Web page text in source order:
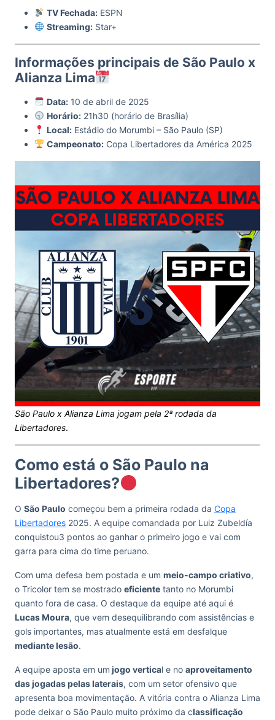
TV Fechada:ESPN
Streaming:Star+
Informações principais de São Paulo x
Alianza Lima
Data:10 de abril de 2025
Horário:21h30 (horário de Brasília)
Local:Estádio do Morumbi – São Paulo (SP)
Campeonato:Copa Libertadores da América 2025
São Paulo x Alianza Lima jogam pela 2ª rodada da
Libertadores.
Como está o São Paulo na
Libertadores?
O São Paulo começou bem a primeira rodada da Copa
Libertadores 2025. A equipe comandada por Luiz Zubeldía
conquistou3 pontos ao ganhar o primeiro jogo e vai com
garra para cima do time peruano.
Com uma defesa bem postada e um meio-campo criativo,
o Tricolor tem se mostrado eficiente tanto no Morumbi
quanto fora de casa. O destaque da equipe até aqui é
Lucas Moura, que vem desequilibrando com assistências e
gols importantes, mas atualmente está em desfalque
mediante lesão.
A equipe aposta em um jogo vertical e no aproveitamento
das jogadas pelas laterais, com um setor ofensivo que
apresenta boa movimentação. A vitória contra o Alianza Lima
pode deixar o São Paulo muito próximo da classificação